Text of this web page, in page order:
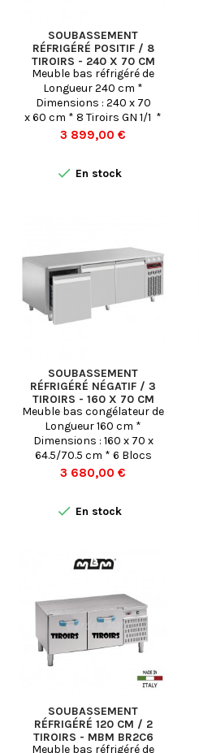
SOUBASSEMENT
RÉFRIGÉRÉ POSITIF / 8
TIROIRS - 240 X 70 CM
Meuble bas réfrigéré de
Longueur 240 cm *
Dimensions : 240 x 70
x 60 cm * 8 Tiroirs GN 1/1 *
Froid POSITIF Ventilé (-2 °
Prix
3 899,00 €
 En stock
SOUBASSEMENT
RÉFRIGÉRÉ NÉGATIF / 3
TIROIRS - 160 X 70 CM
Meuble bas congélateur de
Longueur 160 cm *
Dimensions : 160 x 70 x
64.5/70.5 cm * 6 Blocs
Tiroirs * Froid
Prix
3 680,00 €
 En stock
SOUBASSEMENT
RÉFRIGÉRÉ 120 CM / 2
TIROIRS - MBM BR2C6
Meuble bas réfrigéré de